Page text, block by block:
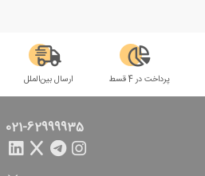
پرداخت در 4 قسط ارسال بین‌الملل
021-62999935